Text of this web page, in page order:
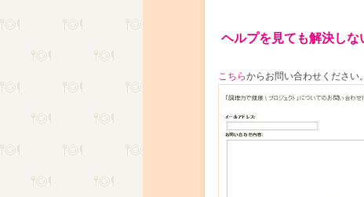
ヘルプを見ても解決しな
こちらからお問い合わせください。